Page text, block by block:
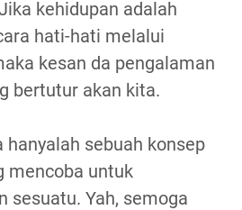
kehidupan adalah
hati-hati melalui
kesan da pengalaman
bertutur akan kita.
hanyalah sebuah konsep
mencoba untuk
sesuatu. Yah, semoga